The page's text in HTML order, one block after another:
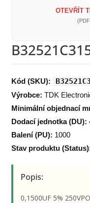
OTEVŘÍT
Kód (SKU):
Výrobce: TDK
Minimální objednací
Dodací jednotka (DU):
Balení (PU): 1000
Stav produktu
Popis:
0,1500UF 5%